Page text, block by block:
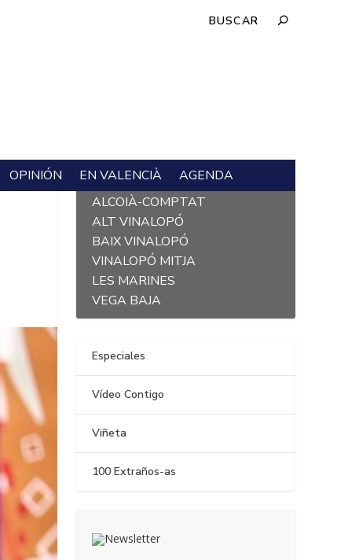
OPINIÓN EN VALENCIÀ AGENDA
L´ALACANTÍ
ALCOIÀ-COMPTAT
ALT VINALOPÓ
BAIX VINALOPÓ
VINALOPÓ MITJA
LES MARINES
VEGA BAJA
Especiales
Vídeo Contigo
Viñeta
100 Extraños-as